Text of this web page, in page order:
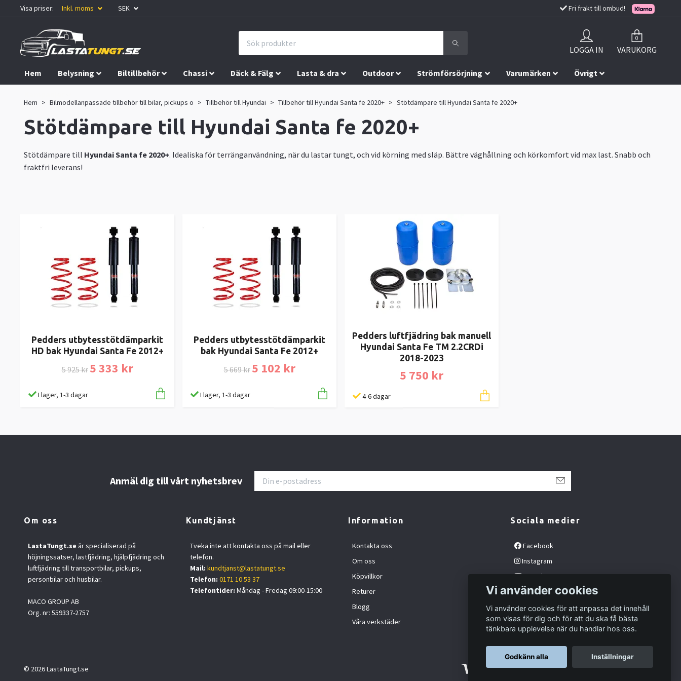
Visa priser: Inkl. moms SEK Fri frakt till ombud!
LOGGA IN
0
VARUKORG
Hem Belysning Biltillbehör Chassi Däck & Fälg Lasta & dra Outdoor Strömförsörjning Varumärken Övrigt
Hem Bilmodellanpassade tillbehör till bilar, pickups o Tillbehör till Hyundai Tillbehör till Hyundai Santa fe 2020+ Stötdämpare till Hyundai Santa fe 2020+
Stötdämpare till Hyundai Santa fe 2020+
Stötdämpare till Hyundai Santa fe 2020+. Idealiska för terränganvändning, när du lastar tungt, och vid körning med släp. Bättre väghållning och körkomfort vid max last. Snabb och
fraktfri leverans!
Pedders utbytesstötdämparkit
HD bak Hyundai Santa Fe 2012+
5 925 kr 5 333 kr
I lager, 1-3 dagar
Pedders utbytesstötdämparkit
bak Hyundai Santa Fe 2012+
5 669 kr 5 102 kr
I lager, 1-3 dagar
Pedders luftfjädring bak manuell
Hyundai Santa Fe TM 2.2CRDi
2018-2023
5 750 kr
4-6 dagar
Anmäl dig till vårt nyhetsbrev
Om oss
LastaTungt.se är specialiserad på
höjningssatser, lastfjädring, hjälpfjädring och
luftfjädring till transportbilar, pickups,
personbilar och husbilar.
MACO GROUP AB
Org. nr: 559337-2757
Kundtjänst
Tveka inte att kontakta oss på mail eller
telefon.
Mail: kundtjanst@lastatungt.se
Telefon: 0171 10 53 37
Telefontider: Måndag - Fredag 09:00-15:00
Information
Kontakta oss
Om oss
Köpvillkor
Returer
Blogg
Våra verkstäder
Sociala medier
Facebook
Instagram
YouTube
© 2026 LastaTungt.se
Vi använder cookies
Vi använder cookies för att anpassa det innehåll
som visas för dig och för att du ska få bästa
tänkbara upplevelse när du handlar hos oss.
Godkänn alla Inställningar